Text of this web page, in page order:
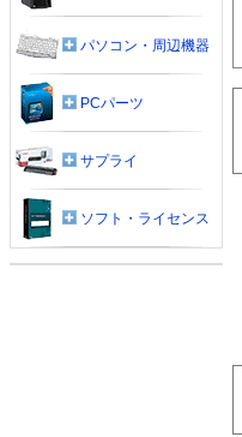
パソコン・周辺機器
PCパーツ
サプライ
ソフト・ライセンス